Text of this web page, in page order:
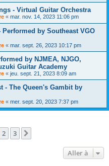
- Virtual Guitar Orchestra
« mar. nov. 14, 2023 11:06 pm
by Southeast VGO
« mar. sept. 26, 2023 10:17 pm
by NJMEA, NJGO,
Guitar Academy
« jeu. sept. 21, 2023 8:09 am
- The Queen's Gambit by
« mer. sept. 20, 2023 7:37 pm
2 3
Aller à